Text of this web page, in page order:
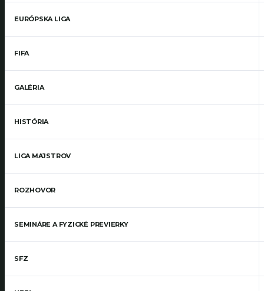
EURÓPSKA LIGA
FIFA
GALÉRIA
HISTÓRIA
LIGA MAJSTROV
ROZHOVOR
SEMINÁRE A FYZICKÉ PREVIERKY
SFZ